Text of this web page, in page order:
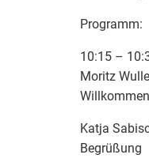
Programm:
10:15 –
Moritz
Katja
Begrüßung